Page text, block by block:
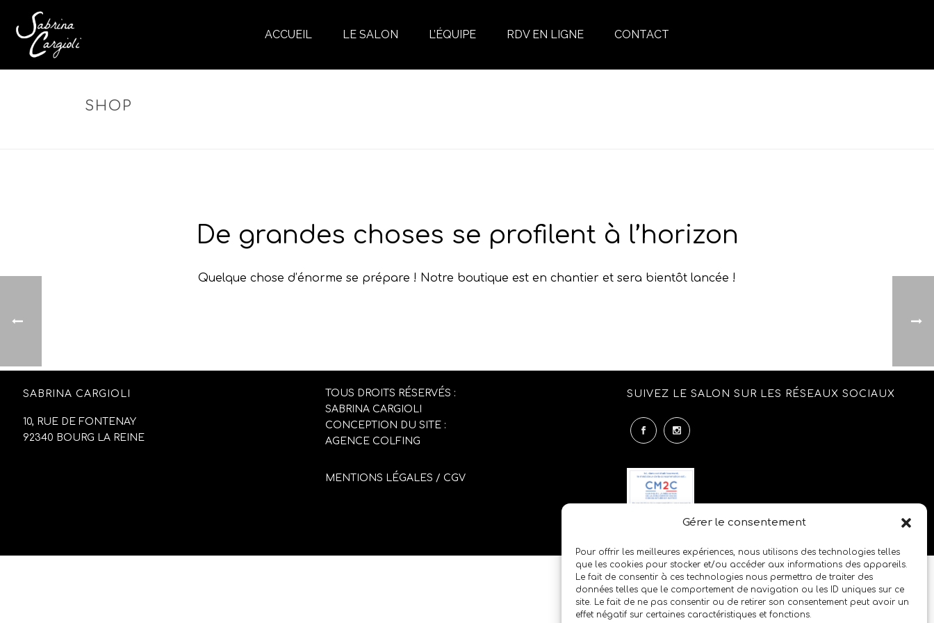
Gérer le consentement
Pour offrir les meilleures expériences, nous utilisons des technologies telles
que les cookies pour stocker et/ou accéder aux informations des appareils.
Le fait de consentir à ces technologies nous permettra de traiter des
données telles que le comportement de navigation ou les ID uniques sur ce
site. Le fait de ne pas consentir ou de retirer son consentement peut avoir un
effet négatif sur certaines caractéristiques et fonctions.
ACCUEIL LE SALON L’ÉQUIPE RDV EN LIGNE CONTACT
SHOP
De grandes choses se profilent à l’horizon
Quelque chose d’énorme se prépare ! Notre boutique est en chantier et sera bientôt lancée !
SABRINA CARGIOLI
10, RUE DE FONTENAY
92340 BOURG LA REINE
TOUS DROITS RÉSERVÉS :
SABRINA CARGIOLI
CONCEPTION DU SITE :
AGENCE COLFING
MENTIONS LÉGALES / CGV
SUIVEZ LE SALON SUR LES RÉSEAUX SOCIAUX